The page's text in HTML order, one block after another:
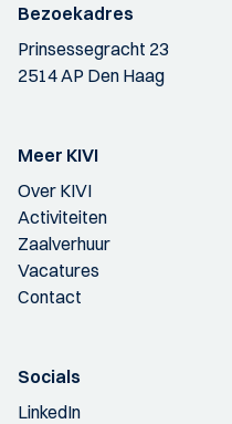
Bezoekadres
Prinsessegracht 23
2514 AP Den Haag
Meer KIVI
Over KIVI
Activiteiten
Zaalverhuur
Vacatures
Contact
Socials
LinkedIn